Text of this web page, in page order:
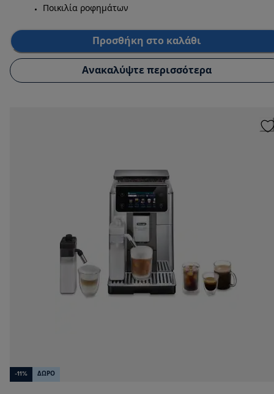
Ποικιλία ροφημάτων
Προσθήκη στο καλάθι
Ανακαλύψτε περισσότερα
-11% ΔΩΡΟ